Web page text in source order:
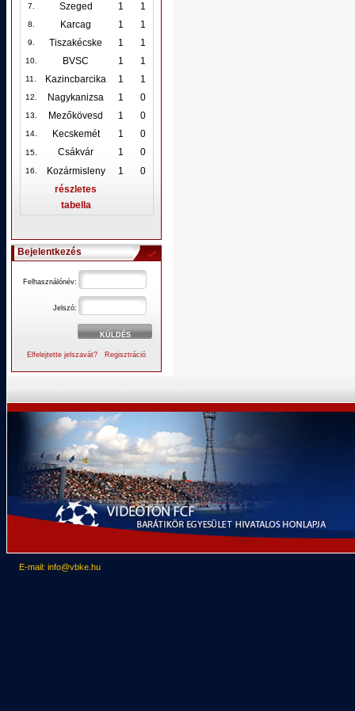
7. Szeged 1 1
8. Karcag 1 1
9. Tiszakécske 1 1
10. BVSC 1 1
11. Kazincbarcika 1 1
12. Nagykanizsa 1 0
13. Mezőkövesd 1 0
14. Kecskemét 1 0
15. Csákvár 1 0
16. Kozármisleny 1
0
részletes
tabella
Bejelentkezés
Felhasználónév:
Jelszó:
Elfelejtette jelszavát? Regisztráció
E-mail: info@vbke.hu